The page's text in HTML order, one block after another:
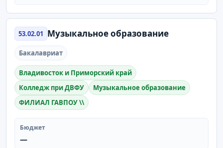
53.02.01 Музыкальное образование
Бакалавриат
Владивосток и Приморский край
Колледж при ДВФУ
Музыкальное образование
ФИЛИАЛ ГАВПОУ \\
Бюджет
—